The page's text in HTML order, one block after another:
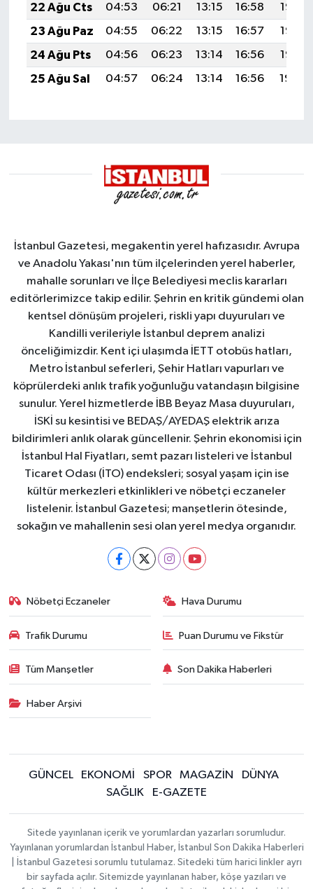
22 Ağu Cts
04:53 06:21 13:15 16:58
19:58
23 Ağu Paz
04:55 06:22 13:15 16:57
19:57
24 Ağu Pts
04:56 06:23 13:14 16:56
19:56
25 Ağu Sal
04:57 06:24 13:14 16:56 19:54
İstanbul Gazetesi, megakentin yerel hafızasıdır. Avrupa
ve Anadolu Yakası'nın tüm ilçelerinden yerel haberler,
mahalle sorunları ve İlçe Belediyesi meclis kararları
editörlerimizce takip edilir. Şehrin en kritik gündemi olan
kentsel dönüşüm projeleri, riskli yapı duyuruları ve
Kandilli verileriyle İstanbul deprem analizi
önceliğimizdir. Kent içi ulaşımda İETT otobüs hatları,
Metro İstanbul seferleri, Şehir Hatları vapurları ve
köprülerdeki anlık trafik yoğunluğu vatandaşın bilgisine
sunulur. Yerel hizmetlerde İBB Beyaz Masa duyuruları,
İSKİ su kesintisi ve BEDAŞ/AYEDAŞ elektrik arıza
bildirimleri anlık olarak güncellenir. Şehrin ekonomisi için
İstanbul Hal Fiyatları, semt pazarı listeleri ve İstanbul
Ticaret Odası (İTO) endeksleri; sosyal yaşam için ise
kültür merkezleri etkinlikleri ve nöbetçi eczaneler
listelenir. İstanbul Gazetesi; manşetlerin ötesinde,
sokağın ve mahallenin sesi olan yerel medya organıdır.
Nöbetçi Eczaneler Hava Durumu
Trafik Durumu Puan Durumu ve Fikstür
Tüm Manşetler Son Dakika Haberleri
Haber Arşivi
GÜNCEL EKONOMİ SPOR MAGAZİN
DÜNYA
SAĞLIK
E-GAZETE
Sitede yayınlanan içerik ve yorumlardan yazarları sorumludur.
Yayınlanan yorumlardan İstanbul Haber, İstanbul Son Dakika Haberleri
| İstanbul Gazetesi sorumlu tutulamaz. Sitedeki tüm harici linkler ayrı
bir sayfada açılır. Sitemizde yayınlanan haber, köşe yazıları ve